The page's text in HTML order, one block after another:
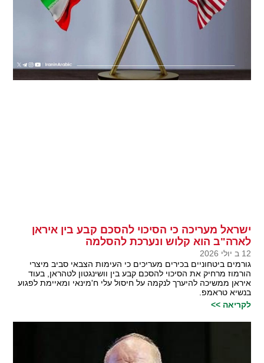
ישראל מעריכה כי הסיכוי להסכם קבע בין איראן
לארה"ב הוא קלוש ונערכת להסלמה
12 ב יולי 2026
גורמים ביטחוניים בכירים מעריכים כי העימות הצבאי סביב מיצרי
הורמוז מרחיק את הסיכוי להסכם קבע בין וושינגטון לטהראן, בעוד
איראן ממשיכה להיערך לנקמה על חיסול עלי ח'מינאי ומאיימת לפגוע
בנשיא טראמפ.
לקריאה >>